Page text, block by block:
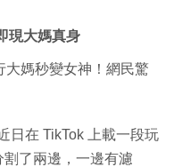
現大媽真身
大媽秒變女神！網民驚
日在 TikTok 上載一段玩
了兩邊，一邊有濾